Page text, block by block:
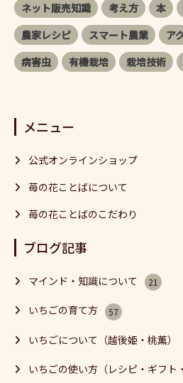
ネット販売知識
考え方 本
農家レシピ
スマート農業 ア
病害虫
有機栽培 栽培技術
メニュー
公式オンラインショップ
苺の花ことばについて
苺の花ことばのこだわり
ブログ記事
マインド・知識について 21
いちごの育て方 57
いちごについて（越後姫・桃薫）
いちごの使い方（レシピ・ギフト